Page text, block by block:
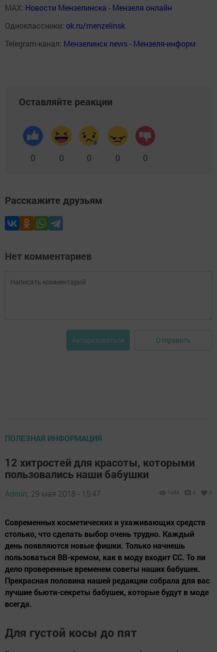
MAX: Новости Мензелинска - Мензеля онлайн
Одноклассники: ok.ru/menzelinsk
Telegram-канал: Мензелинск news - Мензеля-информ
Оставляйте реакции
0 0 0 0 0
Расскажите друзьям
Нет комментариев
Авторизоваться Отправить
ПОЛЕЗНАЯ ИНФОРМАЦИЯ
12 хитростей для красоты, которыми
пользовались наши бабушки
Admin, 29 мая 2018 - 15:47 1456 0 0
Современных косметических и ухаживающих средств
столько, что сделать выбор очень трудно. Каждый
день появляются новые фишки. Только начнешь
пользоваться BB-кремом, как в моду входит CC. То ли
дело проверенные временем советы наших бабушек.
Прекрасная половина нашей редакции собрала для вас
лучшие бьюти-секреты бабушек, которые будут в моде
всегда.
Для густой косы до пят